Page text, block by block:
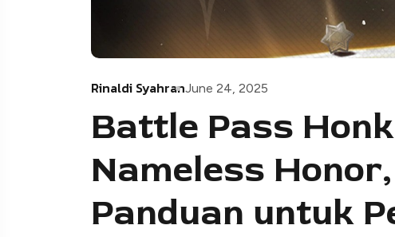
Rinaldi SyahranJune 24, 2025
Battle Pass
Nameless
Panduan untuk